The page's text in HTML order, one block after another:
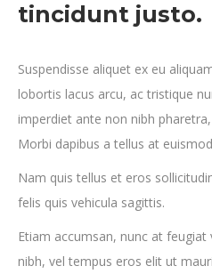
tincidunt justo.
Suspendisse aliquet ex eu
lobortis lacus arcu, ac tristique
imperdiet ante non nibh
Morbi dapibus a tellus at
Nam quis tellus et eros
felis quis vehicula sagittis.
Etiam accumsan, nunc at
nibh, vel tempus eros elit ut